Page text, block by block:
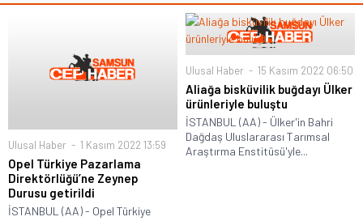
Ulusal Haber 1 Kasım 2022 13:59
Opel Türkiye Pazarlama
Direktörlüğü’ne Zeynep
Durusu getirildi
İSTANBUL (AA) - Opel Türkiye
Ulusal Haber 15 Kasım 2022 06:50
Aliağa bisküvilik buğdayı Ülker
ürünleriyle buluştu
İSTANBUL (AA) - Ülker'in Bahri
Dağdaş Uluslararası Tarımsal
Araştırma Enstitüsü'yle...